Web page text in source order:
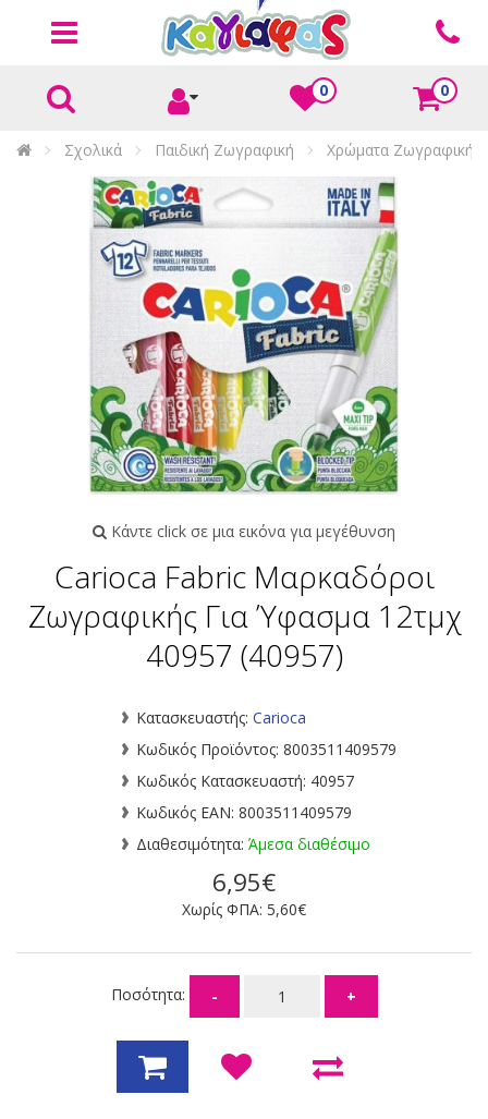
0 0
Σχολικά Παιδική Ζωγραφική Χρώματα Ζωγραφικής
Κάντε click σε μια εικόνα για μεγέθυνση
Carioca Fabric Μαρκαδόροι
Ζωγραφικής Για Ύφασμα 12τμχ
40957 (40957)
Κατασκευαστής: Carioca
Κωδικός Προϊόντος: 8003511409579
Κωδικός Κατασκευαστή: 40957
Κωδικός EAN: 8003511409579
Διαθεσιμότητα: Άμεσα διαθέσιμο
6,95€
Χωρίς ΦΠΑ: 5,60€
Ποσότητα: - +